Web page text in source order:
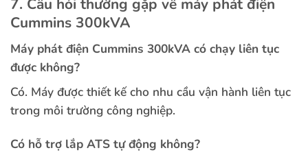
7. Câu hỏi thường gặp về máy phát điện
Cummins 300kVA
Máy phát điện Cummins 300kVA có chạy liên tục
được không?
Có. Máy được thiết kế cho nhu cầu vận hành liên tục
trong môi trường công nghiệp.
Có hỗ trợ lắp ATS tự động không?